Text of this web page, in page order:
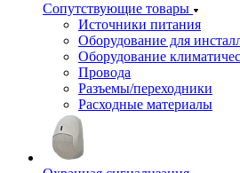
Сопутствующие товары
Источники питания
Оборудование для
Оборудование
Провода
Разъемы/переходники
Расходные материалы